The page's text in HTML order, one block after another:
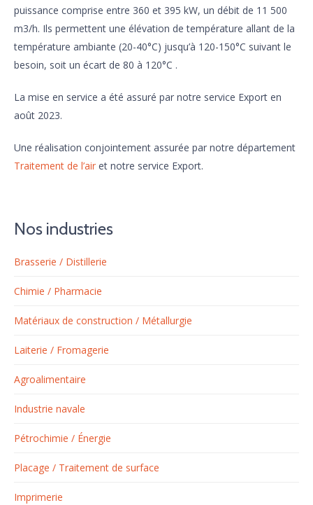
puissance comprise entre 360 et 395 kW, un débit de 11 500
m3/h. Ils permettent une élévation de température allant de la
température ambiante (20-40°C) jusqu’à 120-150°C suivant le
besoin, soit un écart de 80 à 120°C .
La mise en service a été assuré par notre service Export en
août 2023.
Une réalisation conjointement assurée par notre département
Traitement de l’air et notre service Export.
Nos industries
Brasserie / Distillerie
Chimie / Pharmacie
Matériaux de construction / Métallurgie
Laiterie / Fromagerie
Agroalimentaire
Industrie navale
Pétrochimie / Énergie
Placage / Traitement de surface
Imprimerie